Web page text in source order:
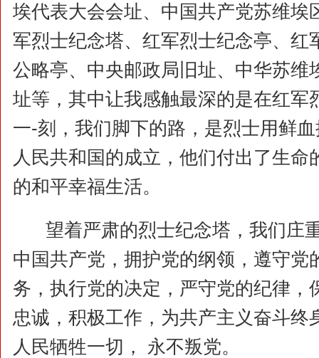
埃代表大会会址、中国共产党苏维埃
军烈士纪念塔、红军烈士纪念亭、红
公略亭、中央邮政局旧址、中华苏维
址等，其中让我感触最深的是在红军
一-刻，我们脚下的路，是烈士用鲜
人民共和国的成立，他们付出了生命
的和平幸福生活。
望着严肃的烈士纪念塔，我们庄
中国共产党，拥护党的纲领，遵守党
务，执行党的决定，严守党的纪律，
忠诚，积极工作，为共产主义奋斗终
人民牺牲一切， 永不叛党。